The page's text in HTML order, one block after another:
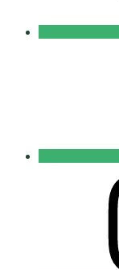
Православные
Добровольцы